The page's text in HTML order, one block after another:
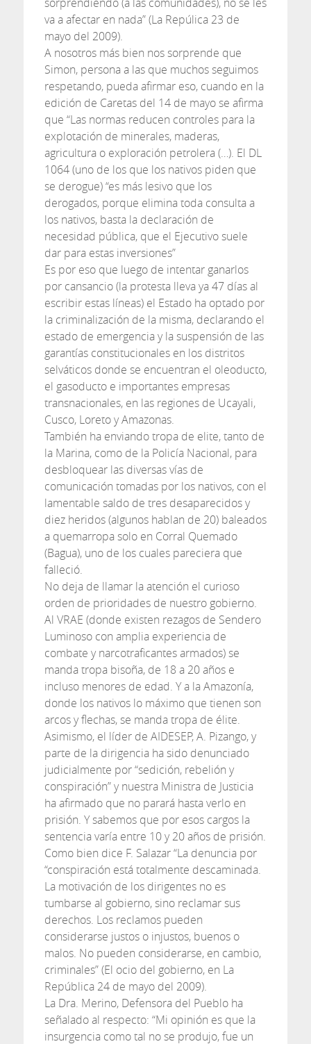
va a afectar en nada” (La Repúlica 23 de
mayo del 2009).
A nosotros más bien nos sorprende que
Simon, persona a las que muchos seguimos
respetando, pueda afirmar eso, cuando en la
edición de Caretas del 14 de mayo se afirma
que “Las normas reducen controles para la
explotación de minerales, maderas,
agricultura o exploración petrolera (…). El DL
1064 (uno de los que los nativos piden que
se derogue) “es más lesivo que los
derogados, porque elimina toda consulta a
los nativos, basta la declaración de
necesidad pública, que el Ejecutivo suele
dar para estas inversiones”
Es por eso que luego de intentar ganarlos
por cansancio (la protesta lleva ya 47 días al
escribir estas líneas) el Estado ha optado por
la criminalización de la misma, declarando el
estado de emergencia y la suspensión de las
garantías constitucionales en los distritos
selváticos donde se encuentran el oleoducto,
el gasoducto e importantes empresas
transnacionales, en las regiones de Ucayali,
Cusco, Loreto y Amazonas.
También ha enviando tropa de elite, tanto de
la Marina, como de la Policía Nacional, para
desbloquear las diversas vías de
comunicación tomadas por los nativos, con el
lamentable saldo de tres desaparecidos y
diez heridos (algunos hablan de 20) baleados
a quemarropa solo en Corral Quemado
(Bagua), uno de los cuales pareciera que
falleció.
No deja de llamar la atención el curioso
orden de prioridades de nuestro gobierno.
Al VRAE (donde existen rezagos de Sendero
Luminoso con amplia experiencia de
combate y narcotraficantes armados) se
manda tropa bisoña, de 18 a 20 años e
incluso menores de edad. Y a la Amazonía,
donde los nativos lo máximo que tienen son
arcos y flechas, se manda tropa de élite.
Asimismo, el líder de AIDESEP, A. Pizango, y
parte de la dirigencia ha sido denunciado
judicialmente por “sedición, rebelión y
conspiración” y nuestra Ministra de Justicia
ha afirmado que no parará hasta verlo en
prisión. Y sabemos que por esos cargos la
sentencia varía entre 10 y 20 años de prisión.
Como bien dice F. Salazar “La denuncia por
“conspiración está totalmente descaminada.
La motivación de los dirigentes no es
tumbarse al gobierno, sino reclamar sus
derechos. Los reclamos pueden
considerarse justos o injustos, buenos o
malos. No pueden considerarse, en cambio,
criminales” (El ocio del gobierno, en La
República 24 de mayo del 2009).
La Dra. Merino, Defensora del Pueblo ha
señalado al respecto: “Mi opinión es que la
insurgencia como tal no se produjo, fue un